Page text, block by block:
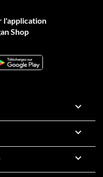
l'application
Shop


